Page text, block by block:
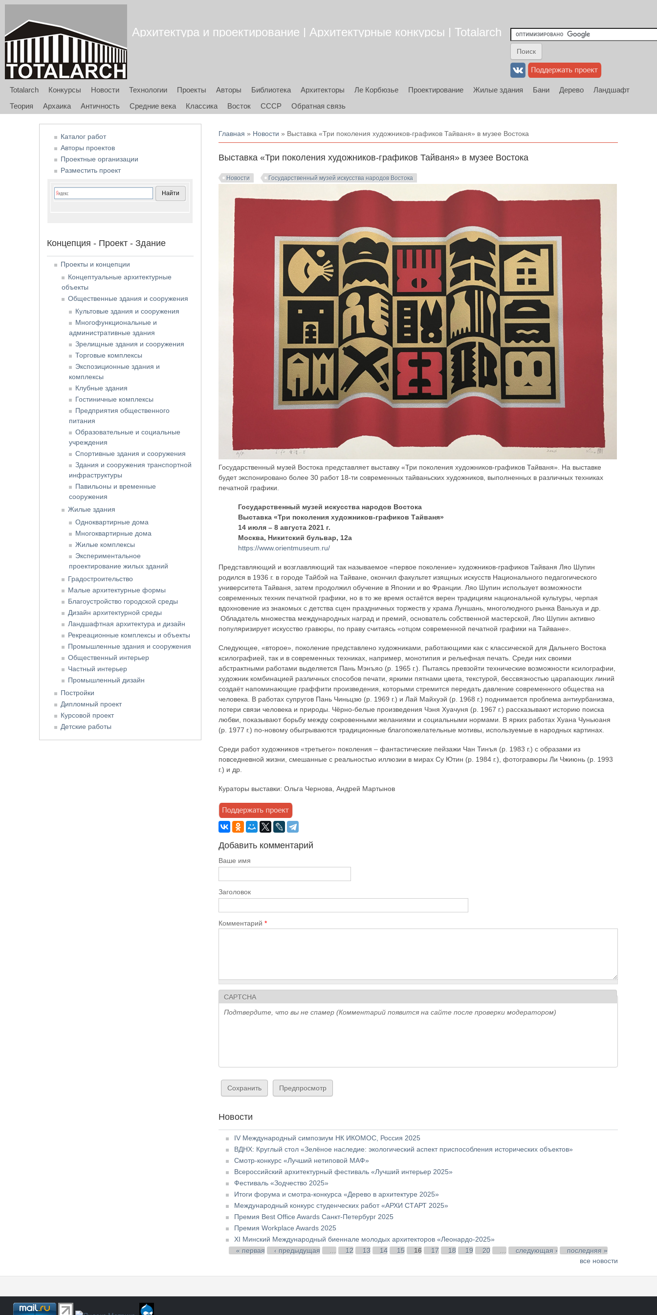
Архитектура и проектирование | Архитектурные конкурсы | Totalarch
Totalarch Конкурсы Новости Технологии Проекты Авторы Библиотека Архитекторы Ле Корбюзье Проектирование Жилые здания Бани Дерево
Ландшафт
Теория
Архаика Античность Средние века Классика Восток СССР Обратная связь
Вы здесь
Главная » Новости » Выставка «Три поколения художников-графиков Тайваня» в музее Востока
Выставка «Три поколения художников-графиков Тайваня» в музее Востока
Новости Государственный музей искусства народов Востока
Государственный музей Востока представляет выставку «Три поколения художников-графиков Тайваня». На выставке
будет экспонировано более 30 работ 18-ти современных тайваньских художников, выполненных в различных техниках
печатной графики.
Государственный музей искусства народов Востока
Выставка «Три поколения художников-графиков Тайваня»
14 июля – 8 августа 2021 г.
Москва, Никитский бульвар, 12a
https://www.orientmuseum.ru/
Представляющий и возглавляющий так называемое «первое поколение» художников-графиков Тайваня Ляо Шупин
родился в 1936 г. в городе Тайбэй на Тайване, окончил факультет изящных искусств Национального педагогического
университета Тайваня, затем продолжил обучение в Японии и во Франции. Ляо Шупин использует возможности
современных техник печатной графики, но в то же время остаётся верен традициям национальной культуры, черпая
вдохновение из знакомых с детства сцен праздничных торжеств у храма Луншань, многолюдного рынка Ваньхуа и др.
Обладатель множества международных наград и премий, основатель собственной мастерской, Ляо Шупин активно
популяризирует искусство гравюры, по праву считаясь «отцом современной печатной графики на Тайване».
Следующее, «второе», поколение представлено художниками, работающими как с классической для Дальнего Востока
ксилографией, так и в современных техниках, например, монотипия и рельефная печать. Среди них своими
абстрактными работами выделяется Пань Мэнъяо (р. 1965 г.). Пытаясь превзойти технические возможности ксилографии,
художник комбинацией различных способов печати, яркими пятнами цвета, текстурой, бессвязностью царапающих линий
создаёт напоминающие граффити произведения, которыми стремится передать давление современного общества на
человека. В работах супругов Пань Чиньцзю (р. 1969 г.) и Лай Майхуэй (р. 1968 г.) поднимается проблема антиурбанизма,
потери связи человека и природы. Чёрно-белые произведения Чэня Хуачуня (р. 1967 г.) рассказывают историю поиска
любви, показывают борьбу между сокровенными желаниями и социальными нормами. В ярких работах Хуана Чуньюаня
(р. 1977 г.) по-новому обыгрываются традиционные благопожелательные мотивы, используемые в народных картинах.
Среди работ художников «третьего» поколения – фантастические пейзажи Чан Тинъя (р. 1983 г.) с образами из
повседневной жизни, смешанные с реальностью иллюзии в мирах Су Ютин (р. 1984 г.), фотогравюры Ли Чжиюнь (р. 1993
г.) и др.
Кураторы выставки: Ольга Чернова, Андрей Мартынов
Добавить комментарий
Ваше имя
Заголовок
Комментарий*
CAPTCHA
Подтвердите, что вы не спамер (Комментарий появится на сайте после проверки модератором)
Новости
IV Международный симпозиум НК ИКОМОС, Россия 2025
ВДНХ: Круглый стол «Зелёное наследие: экологический аспект приспособления исторических объектов»
Смотр-конкурс «Лучший нетиповой МАФ»
Всероссийский архитектурный фестиваль «Лучший интерьер 2025»
Фестиваль «Зодчество 2025»
Итоги форума и смотра-конкурса «Дерево в архитектуре 2025»
Международный конкурс студенческих работ «АРХИ СТАРТ 2025»
Премия Best Office Awards Санкт-Петербург 2025
Премия Workplace Awards 2025
XI Минский Международный биеннале молодых архитекторов «Леонардо-2025»
Страницы
« первая ‹ предыдущая 12 13 14 15 16 17 18 19 20 следующая ›
последняя »
все новости
Каталог работ
Авторы проектов
Проектные организации
Разместить проект
Концепция - Проект - Здание
Проекты и концепции
Концептуальные архитектурные
объекты
Общественные здания и сооружения
Культовые здания и сооружения
Многофункциональные и
административные здания
Зрелищные здания и сооружения
Торговые комплексы
Экспозиционные здания и
комплексы
Клубные здания
Гостиничные комплексы
Предприятия общественного
питания
Образовательные и социальные
учреждения
Спортивные здания и сооружения
Здания и сооружения транспортной
инфраструктуры
Павильоны и временные
сооружения
Жилые здания
Одноквартирные дома
Многоквартирные дома
Жилые комплексы
Экспериментальное
проектирование жилых зданий
Градостроительство
Малые архитектурные формы
Благоустройство городской среды
Дизайн архитектурной среды
Ландшафтная архитектура и дизайн
Рекреационные комплексы и объекты
Промышленные здания и сооружения
Общественный интерьер
Частный интерьер
Промышленный дизайн
Постройки
Дипломный проект
Курсовой проект
Детские работы